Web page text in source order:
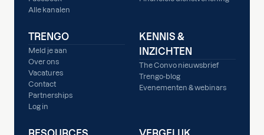
Alle kanalen
TRENGO
Meld je aan
Over ons
Vacatures
Contact
Partnerships
Log in
KENNIS &
INZICHTEN
The Convo nieuwsbrief
Trengo-blog
Evenementen & webinars